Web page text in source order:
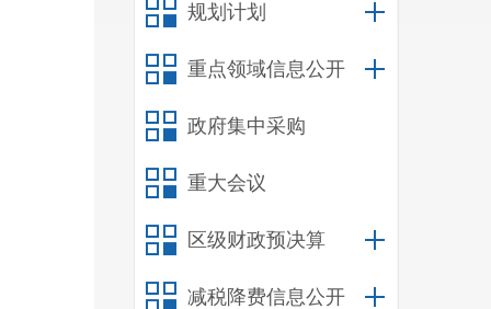
规划计划
重点领域信息公开
政府集中采购
重大会议
区级财政预决算
减税降费信息公开